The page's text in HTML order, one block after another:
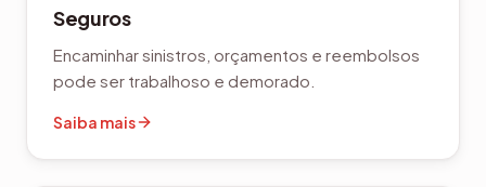
Seguros
Encaminhar sinistros, orçamentos e reembolsos
pode ser trabalhoso e demorado.
Saiba mais